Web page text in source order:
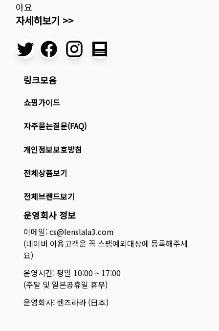
아요
자세히보기 >>
링크모음
쇼핑가이드
자주묻는질문(FAQ)
개인정보보호방침
전체상품보기
전체브랜드보기
운영회사 정보
이메일: cs@lenslala3.com
(네이버 이용고객은 꼭 스팸예외대상에 등록해주세
요)
운영시간: 평일 10:00 ~ 17:00
(주말 및 일본공휴일 휴무)
운영회사: 렌즈라라 (日本)